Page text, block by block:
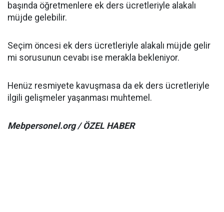
başında öğretmenlere ek ders ücretleriyle alakalı
müjde gelebilir.
Seçim öncesi ek ders ücretleriyle alakalı müjde gelir
mi sorusunun cevabı ise merakla bekleniyor.
Henüz resmiyete kavuşmasa da ek ders ücretleriyle
ilgili gelişmeler yaşanması muhtemel.
Mebpersonel.org / ÖZEL HABER